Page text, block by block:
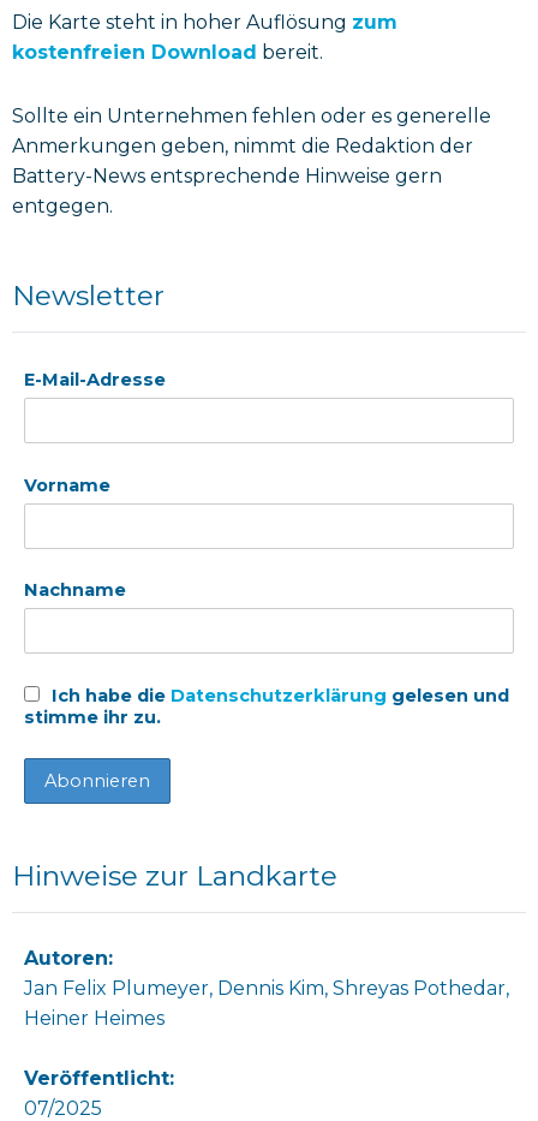
Die Karte steht in hoher Auflösung zum
kostenfreien Download bereit.
Sollte ein Unternehmen fehlen oder es generelle
Anmerkungen geben, nimmt die Redaktion der
Battery-News entsprechende Hinweise gern
entgegen.
Newsletter
E-Mail-Adresse
Vorname
Nachname
Ich habe die Datenschutzerklärung gelesen und
stimme ihr zu.
Hinweise zur Landkarte
Autoren:
Jan Felix Plumeyer, Dennis Kim, Shreyas Pothedar,
Heiner Heimes
Veröffentlicht:
07/2025